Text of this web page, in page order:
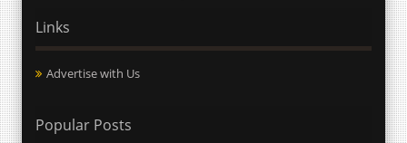
Links
Advertise with Us
Popular Posts